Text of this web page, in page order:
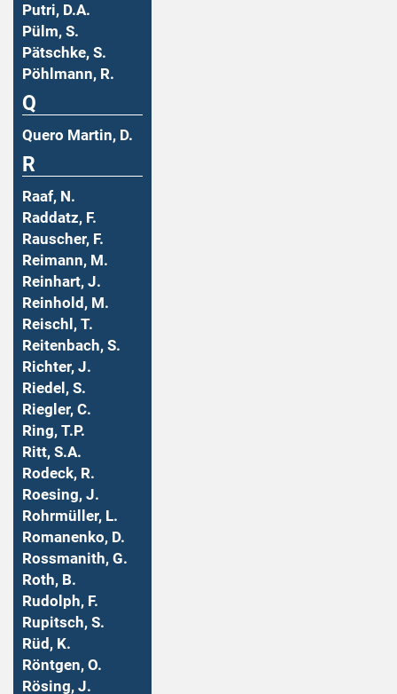
Putri, D.A.
Pülm, S.
Pätschke, S.
Pöhlmann, R.
Q
Quero Martin, D.
R
Raaf, N.
Raddatz, F.
Rauscher, F.
Reimann, M.
Reinhart, J.
Reinhold, M.
Reischl, T.
Reitenbach, S.
Richter, J.
Riedel, S.
Riegler, C.
Ring, T.P.
Ritt, S.A.
Rodeck, R.
Roesing, J.
Rohrmüller, L.
Romanenko, D.
Rossmanith, G.
Roth, B.
Rudolph, F.
Rupitsch, S.
Rüd, K.
Röntgen, O.
Rösing, J.